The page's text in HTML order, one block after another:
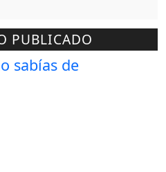
PUBLICADO